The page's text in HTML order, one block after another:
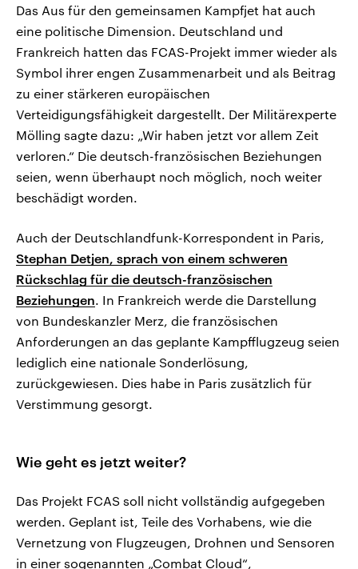
Das Aus für den gemeinsamen Kampfjet hat auch
eine politische Dimension. Deutschland und
Frankreich hatten das FCAS-Projekt immer wieder als
Symbol ihrer engen Zusammenarbeit und als Beitrag
zu einer stärkeren europäischen
Verteidigungsfähigkeit dargestellt. Der Militärexperte
Mölling sagte dazu: „Wir haben jetzt vor allem Zeit
verloren.“ Die deutsch-französischen Beziehungen
seien, wenn überhaupt noch möglich, noch weiter
beschädigt worden.
Auch der Deutschlandfunk-Korrespondent in Paris,
Stephan Detjen, sprach von einem schweren
Rückschlag für die deutsch-französischen
Beziehungen. In Frankreich werde die Darstellung
von Bundeskanzler Merz, die französischen
Anforderungen an das geplante Kampfflugzeug seien
lediglich eine nationale Sonderlösung,
zurückgewiesen. Dies habe in Paris zusätzlich für
Verstimmung gesorgt.
Wie geht es jetzt weiter?
Das Projekt FCAS soll nicht vollständig aufgegeben
werden. Geplant ist, Teile des Vorhabens, wie die
Vernetzung von Flugzeugen, Drohnen und Sensoren
in einer sogenannten „Combat Cloud“,